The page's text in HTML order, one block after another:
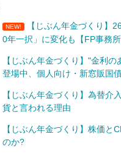
NEW! 【じぶん年金づくり】
0年一択」に変化も【FP事務
【じぶん年金づくり】"金利
登場中、個人向け・新窓販国
【じぶん年金づくり】為替介
貨と言われる理由
【じぶん年金づくり】株価と
のか?